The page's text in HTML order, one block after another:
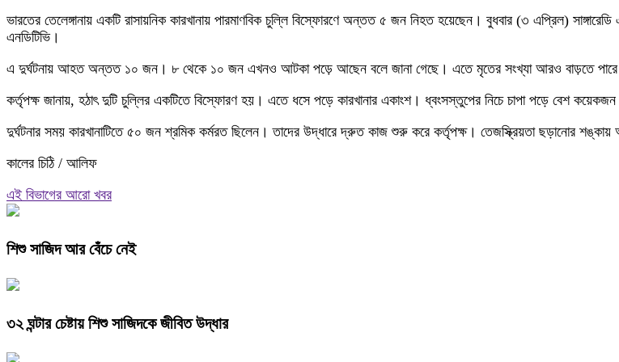
ভারতের তেলেঙ্গানায় একটি রাসায়নিক কারখানায় পারমাণবিক চুল্লি বিস্ফোরণে অন্তত ৫ জন নিহত হয়েছেন। বুধবার (৩ এপ্রিল)
এনডিটিভি।
এ দুর্ঘটনায় আহত অন্তত ১০ জন। ৮ থেকে ১০ জন এখনও আটকা পড়ে আছেন বলে জানা গেছে। এতে মৃতের সংখ্যা আরও বাড়তে পারে
কর্তৃপক্ষ জানায়, হঠাৎ দুটি চুল্লির একটিতে বিস্ফোরণ হয়। এতে ধসে পড়ে কারখানার একাংশ। ধ্বংসস্তুপের নিচে চাপা পড়ে বেশ
দুর্ঘটনার সময় কারখানাটিতে ৫০ জন শ্রমিক কর্মরত ছিলেন। তাদের উদ্ধারে দ্রুত কাজ শুরু করে কর্তৃপক্ষ। তেজস্ক্রিয়তা ছড়ানোর শঙ্কায়
কালের চিঠি / আলিফ
এই বিভাগের আরো খবর
শিশু সাজিদ আর বেঁচে নেই
৩২ ঘন্টার চেষ্টায় শিশু সাজিদকে জীবিত উদ্ধার